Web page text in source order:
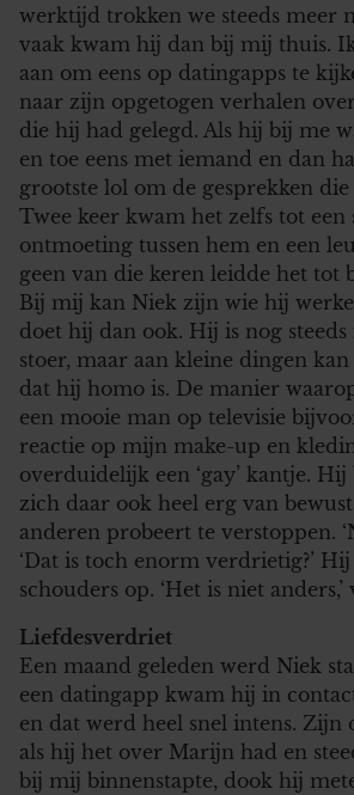
werktijd trokken we steeds meer
vaak kwam hij dan bij mij thuis.
aan om eens op datingapps te
naar zijn opgetogen verhalen
die hij had gelegd. Als hij bij me
en toe eens met iemand en dan
grootste lol om de gesprekken
Twee keer kwam het zelfs tot een
ontmoeting tussen hem en een
geen van die keren leidde het tot
Bij mij kan Niek zijn wie hij
doet hij dan ook. Hij is nog
stoer, maar aan kleine dingen
dat hij homo is. De manier
een mooie man op televisie
reactie op mijn make-up en
overduidelijk een ‘gay’ kantje.
zich daar ook heel erg van
anderen probeert te verstoppen.
‘Dat is toch enorm verdrietig?’
schouders op. ‘Het is niet
Liefdesverdriet
Een maand geleden werd Niek
een datingapp kwam hij in
en dat werd heel snel intens. Zijn
als hij het over Marijn had en
bij mij binnenstapte, dook hij